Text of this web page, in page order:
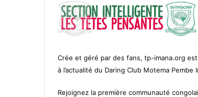
Crée et géré par des fans, tp-imana.org
à l’actualité du Daring Club Motema Pembe
Rejoignez la première communauté